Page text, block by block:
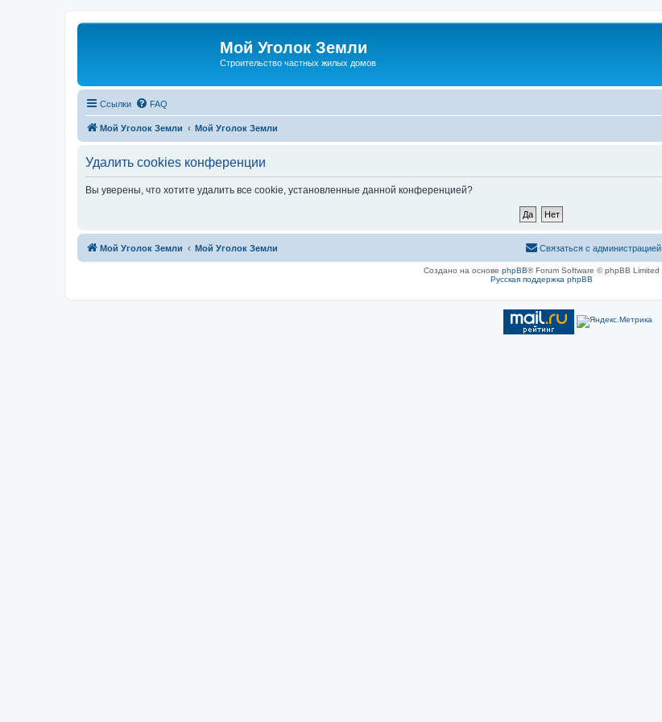
Мой Уголок Земли
Cтроительство частных жилых домов
Ссылки FAQ
Мой Уголок Земли Мой Уголок Земли
Удалить cookies конференции
Вы уверены, что хотите удалить все cookie, установленные данной конференцией?
Мой Уголок Земли Мой Уголок Земли Связаться с администрацией
Создано на основе phpBB® Forum Software © phpBB Limited
Русская поддержка phpBB